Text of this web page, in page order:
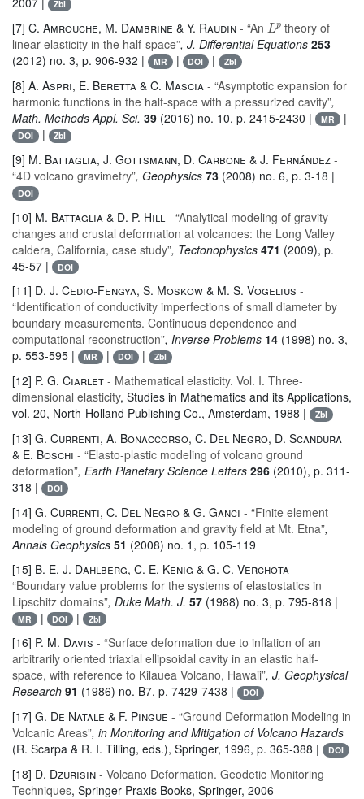
Zbl
[7] C. Amrouche, M. Dambrine & Y. Raudin - “An Lp theory of
linear elasticity in the half-space”, J. Differential Equations 253
(2012) no. 3, p. 906-932 |
MR | DOI | Zbl
[8] A. Aspri, E. Beretta & C. Mascia - “Asymptotic expansion for
harmonic functions in the half-space with a pressurized cavity”,
Math. Methods Appl. Sci. 39 (2016) no. 10, p. 2415-2430 | MR |
DOI | Zbl
[9] M. Battaglia, J. Gottsmann, D. Carbone & J. Fernández -
“4D volcano gravimetry”, Geophysics 73 (2008) no. 6, p. 3-18 |
DOI
[10] M. Battaglia & D. P. Hill - “Analytical modeling of gravity
changes and crustal deformation at volcanoes: the Long Valley
caldera, California, case study”, Tectonophysics 471 (2009), p.
45-57 |
DOI
[11] D. J. Cedio-Fengya, S. Moskow & M. S. Vogelius -
“Identification of conductivity imperfections of small diameter by
boundary measurements. Continuous dependence and
computational reconstruction”, Inverse Problems 14 (1998) no. 3,
p. 553-595 |
MR | DOI | Zbl
[12] P. G. Ciarlet - Mathematical elasticity. Vol. I. Three-
dimensional elasticity, Studies in Mathematics and its Applications,
vol. 20, North-Holland Publishing Co., Amsterdam, 1988 | Zbl
[13] G. Currenti, A. Bonaccorso, C. Del Negro, D. Scandura
& E. Boschi - “Elasto-plastic modeling of volcano ground
deformation”, Earth Planetary Science Letters 296 (2010), p. 311-
318 |
DOI
[14] G. Currenti, C. Del Negro & G. Ganci - “Finite element
modeling of ground deformation and gravity field at Mt. Etna”,
Annals Geophysics 51 (2008) no. 1, p. 105-119
[15] B. E. J. Dahlberg, C. E. Kenig & G. C. Verchota -
“Boundary value problems for the systems of elastostatics in
Lipschitz domains”, Duke Math. J. 57 (1988) no. 3, p. 795-818 |
MR | DOI | Zbl
[16] P. M. Davis - “Surface deformation due to inflation of an
arbitrarily oriented triaxial ellipsoidal cavity in an elastic half-
space, with reference to Kilauea Volcano, Hawaii”, J. Geophysical
Research 91 (1986) no. B7, p. 7429-7438 | DOI
[17] G. De Natale & F. Pingue - “Ground Deformation Modeling in
Volcanic Areas”, in Monitoring and Mitigation of Volcano Hazards
(R. Scarpa & R. I. Tilling, eds.), Springer, 1996, p. 365-388 |
DOI
[18] D. Dzurisin - Volcano Deformation. Geodetic Monitoring
Techniques, Springer Praxis Books, Springer, 2006